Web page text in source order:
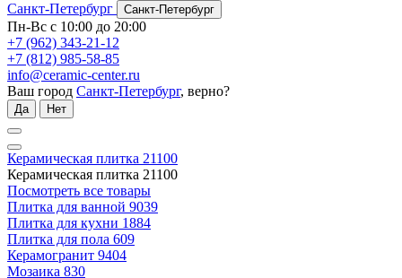
Санкт-Петербург
Санкт-Петербург
Пн-Вс с 10:00 до 20:00
+7 (962) 343-21-12
+7 (812) 985-58-85
info@ceramic-center.ru
Ваш город Санкт-Петербург, верно?
Да Нет
Керамическая плитка 21100
Керамическая плитка 21100
Посмотреть все товары
Плитка для ванной 9039
Плитка для кухни 1884
Плитка для пола 609
Керамогранит 9404
Мозаика 830